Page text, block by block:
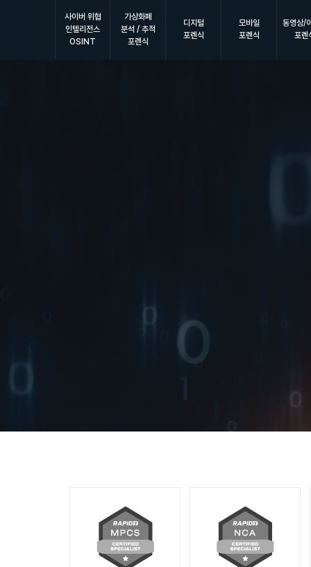
사이버 위협
인텔리전스
OSINT
가상화폐
분석 / 추적
포렌식
디지털
포렌식
모바일
포렌식
동영상/
포렌